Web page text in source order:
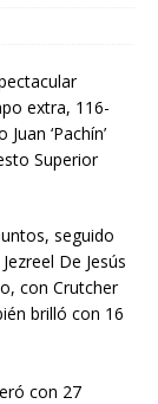
extra, 116-
‘Pachín’
Superior
seguido
De Jesús
con Crutcher
brilló con 16
con 27